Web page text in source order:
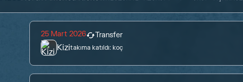
25 Mart 2026 Transfer
Kizitakıma katıldı: koç